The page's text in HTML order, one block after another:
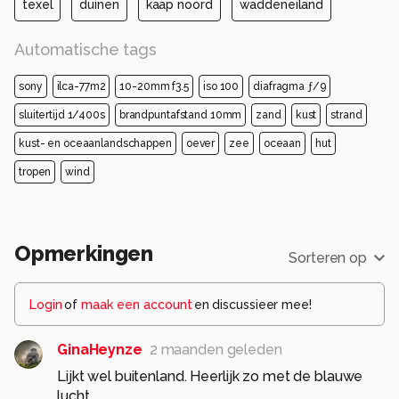
aantrekkelijk voor liefhebbers van zee, reizen en
serene landschappen. Een sfeervolle blikvanger
die elke ruimte een ontspannen uitstraling geeft
zonder overheersend te zijn.Te
Alle rechten voorbehouden
texel duinen kaap noord waddeneiland
Automatische tags
sony ilca-77m2 10-20mm f3.5 iso 100 diafragma ƒ/9
sluitertijd 1/400s brandpuntafstand 10mm zand kust strand
kust- en oceaanlandschappen oever zee oceaan hut
tropen wind
Opmerkingen Sorteren op
Loginof maak een account en discussieer mee!
GinaHeynze 2 maanden geleden
Lijkt wel buitenland. Heerlijk zo met de blauwe